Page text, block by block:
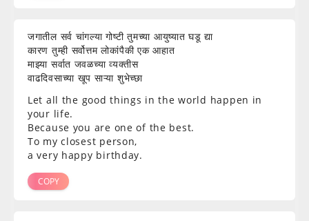
जगातील सर्व चांगल्या गोष्टी तुमच्या आयुष्यात घडू द्या
कारण तुम्ही सर्वोत्तम लोकांपैकी एक आहात
माझ्या सर्वात जवळच्या व्यक्तीस
वाढदिवसाच्या खूप साऱ्या शुभेच्छा
Let all the good things in the world happen in
your life.
Because you are one of the best.
To my closest person,
a very happy birthday.
COPY